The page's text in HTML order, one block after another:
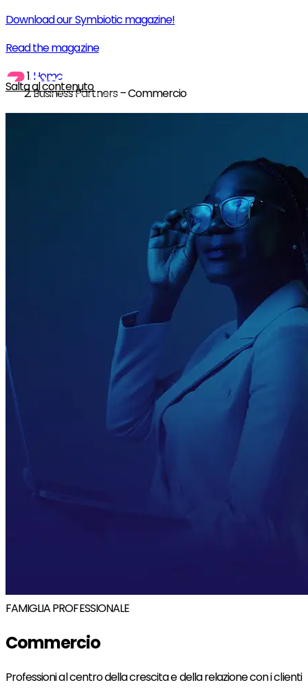
Download our Symbiotic magazine!
Read the magazine
Salta al contenuto
Home
Business Partners – Commercio
FAMIGLIA PROFESSIONALE
Commercio
Professioni al centro della crescita e della relazione con i clienti